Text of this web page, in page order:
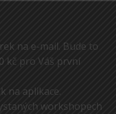
na e-mail. Bude to
kč pro Váš první
na aplikace.
workshopech